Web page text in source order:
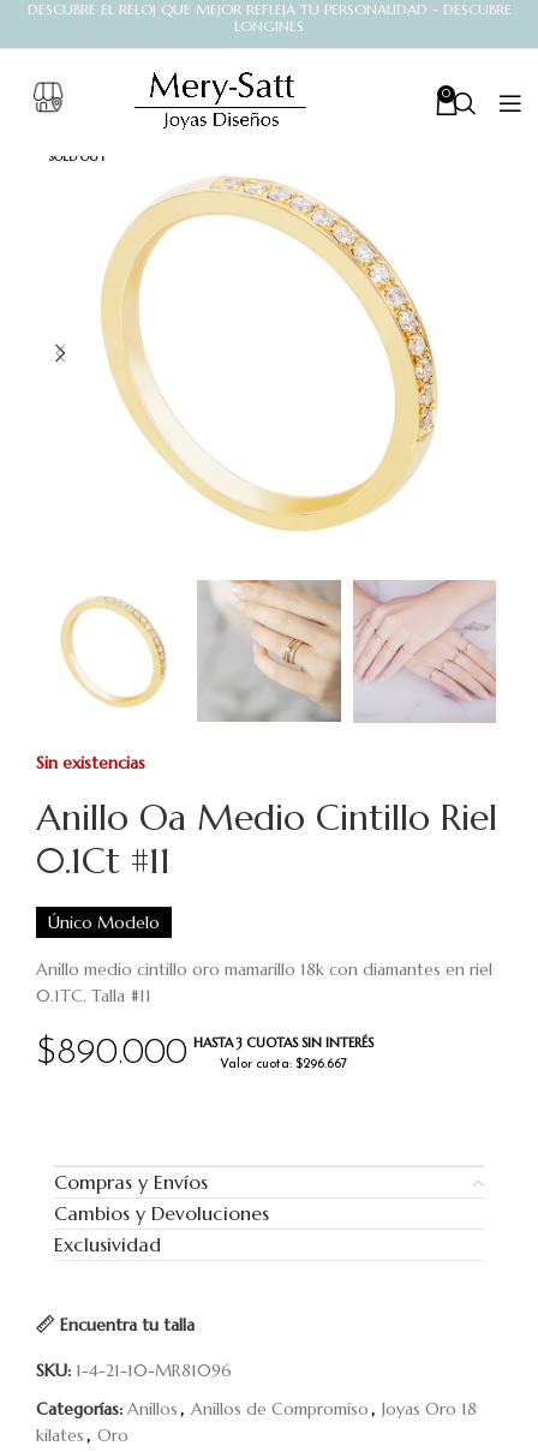
DESCUBRE EL RELOJ QUE MEJOR REFLEJA TU PERSONALIDAD - DESCUBRE
LONGINES
0
SOLD OUT
Anillo Oa Medio Cintillo Riel
0.1Ct #11
$890.000 HASTA 3 CUOTAS SIN INTERÉS
Valor cuota: $296.667
Único Modelo
Anillo medio cintillo oro mamarillo 18k con diamantes en riel
0.1TC. Talla #11
Sin existencias
Encuentra tu talla
Compras y Envíos
Cambios y Devoluciones
Exclusividad
SKU: 1-4-21-10-MR81096
Categorías: Anillos, Anillos de Compromiso, Joyas Oro 18
kilates, Oro